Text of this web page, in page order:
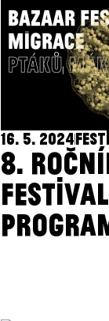
16. 5. 2024
8.